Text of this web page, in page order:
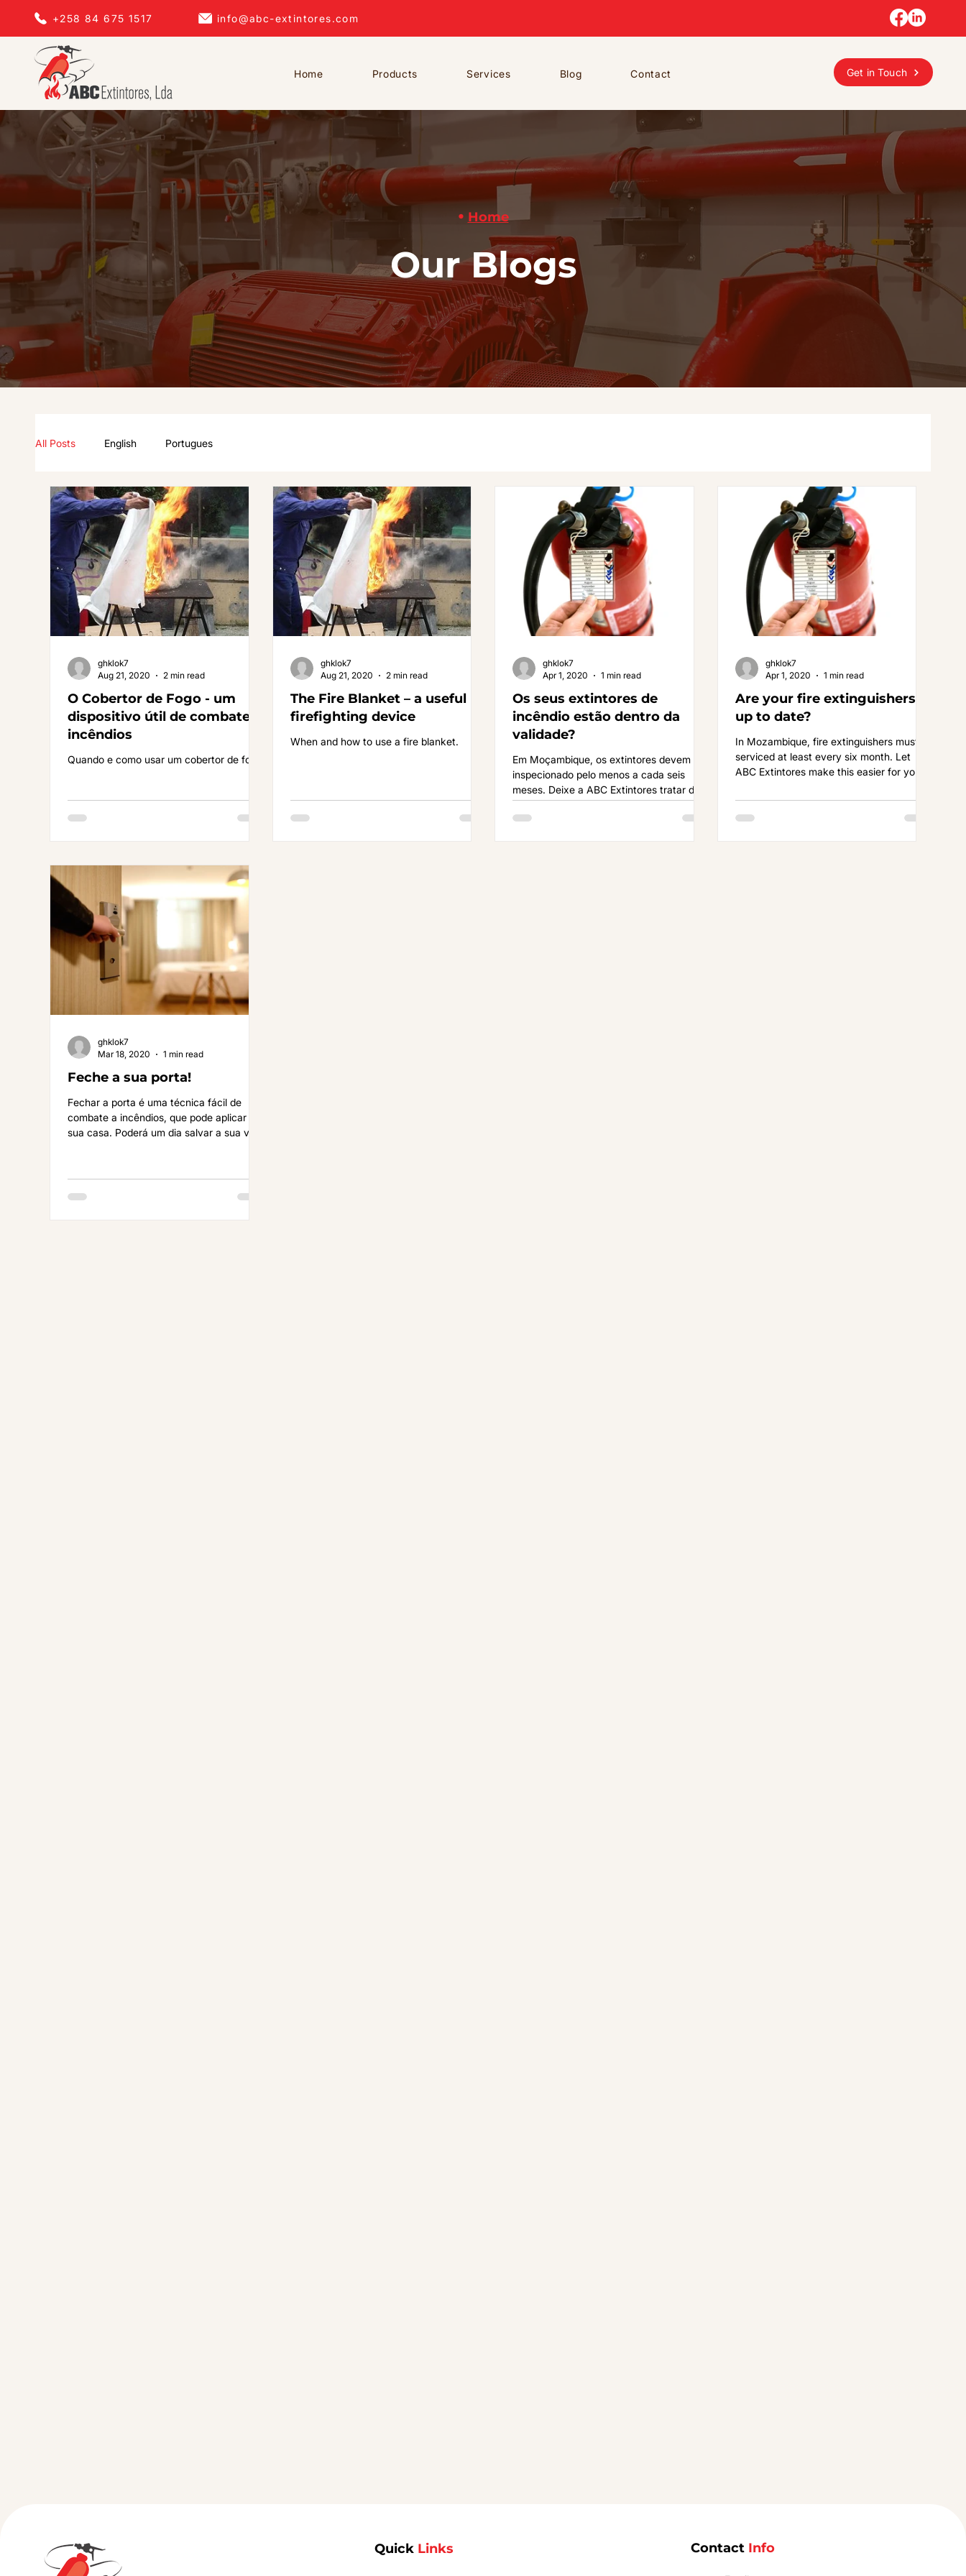
Home Products Services Blog Contact Get in Touch
+258 84 675 1517 info@abc-extintores.com
• Home
Our Blogs
All Posts English Portugues
O Cobertor de Fogo - um
dispositivo útil de combate a
incêndios
Quando e como usar um cobertor de fogo.
ghklok7
Aug 21, 2020
2 min read
The Fire Blanket – a useful
firefighting device
When and how to use a fire blanket.
ghklok7
Aug 21, 2020
2 min read
Os seus extintores de
incêndio estão dentro da
validade?
Em Moçambique, os extintores devem ser
inspecionado pelo menos a cada seis
meses. Deixe a ABC Extintores tratar do
assunto.
ghklok7
Apr 1, 2020
1 min read
Are your fire extinguishers
up to date?
In Mozambique, fire extinguishers must be
serviced at least every six month. Let
ABC Extintores make this easier for you.
ghklok7
Apr 1, 2020
1 min read
Feche a sua porta!
Fechar a porta é uma técnica fácil de
combate a incêndios, que pode aplicar em
sua casa. Poderá um dia salvar a sua vida!
ghklok7
Mar 18, 2020
1 min read
Quick Links Contact Info